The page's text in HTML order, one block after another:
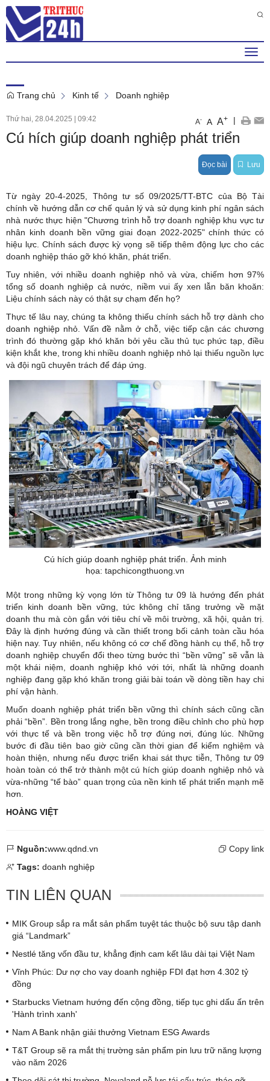
Trang chủ Kinh tế Doanh nghiệp
Thứ hai, 28.04.2025 | 09:42 A- A A+ |
Cú hích giúp doanh nghiệp phát triển
Đọc bài Lưu
Từ ngày 20-4-2025, Thông tư số 09/2025/TT-BTC của Bộ Tài
chính về hướng dẫn cơ chế quản lý và sử dụng kinh phí ngân sách
nhà nước thực hiện "Chương trình hỗ trợ doanh nghiệp khu vực tư
nhân kinh doanh bền vững giai đoạn 2022-2025" chính thức có
hiệu lực. Chính sách được kỳ vọng sẽ tiếp thêm động lực cho các
doanh nghiệp tháo gỡ khó khăn, phát triển.
Tuy nhiên, với nhiều doanh nghiệp nhỏ và vừa, chiếm hơn 97%
tổng số doanh nghiệp cả nước, niềm vui ấy xen lẫn băn khoăn:
Liệu chính sách này có thật sự chạm đến họ?
Thực tế lâu nay, chúng ta không thiếu chính sách hỗ trợ dành cho
doanh nghiệpnhỏ. Vấn đề nằm ở chỗ, việc tiếp cận các chương
trình đó thường gặp khó khăn bởi yêu cầu thủ tục phức tạp, điều
kiện khắt khe, trong khi nhiều doanh nghiệp nhỏ lại thiếu nguồn lực
và đội ngũ chuyên trách để đáp ứng.
Cú hích giúp doanh nghiệp phát triển. Ảnh minh
họa: tapchicongthuong.vn
Một trong những kỳ vọng lớn từ Thông tư 09 là hướng đến phát
triển kinh doanh bền vững, tức không chỉ tăng trưởng về mặt
doanh thu mà còn gắn với tiêu chí về môi trường, xã hội, quản trị.
Đây là định hướng đúng và cần thiết trong bối cảnh toàn cầu hóa
hiện nay. Tuy nhiên, nếu không có cơ chế đồng hành cụ thể, hỗ trợ
doanh nghiệp chuyển đổi theo từng bước thì “bền vững” sẽ vẫn là
một khái niệm, doanh nghiệp khó với tới, nhất là những doanh
nghiệp đang gặp khó khăn trong giải bài toán về dòng tiền hay chi
phí vận hành.
Muốn doanh nghiệp phát triển bền vững thì chính sách cũng cần
phải “bền”. Bền trong lắng nghe, bền trong điều chỉnh cho phù hợp
với thực tế và bền trong việc hỗ trợ đúng nơi, đúng lúc. Những
bước đi đầu tiên bao giờ cũng cần thời gian để kiểm nghiệm và
hoàn thiện, nhưng nếu được triển khai sát thực tiễn, Thông tư 09
hoàn toàn có thể trở thành một cú hích giúp doanh nghiệp nhỏ và
vừa-những “tế bào” quan trọng của nền kinh tế phát triển mạnh mẽ
hơn.
HOÀNG VIỆT
Nguồn:www.qdnd.vn
Copy link
Tags: doanh nghiệp
TIN LIÊN QUAN
MIK Group sắp ra mắt sản phẩm tuyệt tác thuộc bộ sưu tập danh
giá “Landmark”
Nestlé tăng vốn đầu tư, khẳng định cam kết lâu dài tại Việt Nam
Vĩnh Phúc: Dư nợ cho vay doanh nghiệp FDI đạt hơn 4.302 tỷ
đồng
Starbucks Vietnam hướng đến cộng đồng, tiếp tục ghi dấu ấn trên
'Hành trình xanh'
Nam A Bank nhận giải thưởng Vietnam ESG Awards
T&T Group sẽ ra mắt thị trường sản phẩm pin lưu trữ năng lượng
vào năm 2026